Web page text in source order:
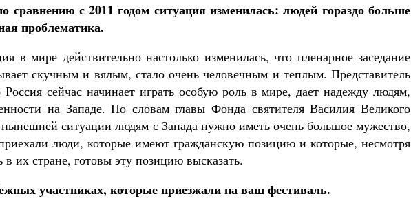
сравнению с 2011 годом ситуация изменилась: людей гораздо больше
проблематика.
в мире действительно настолько изменилась, что пленарное заседание
скучным и вялым, стало очень человечным и теплым. Представитель
сейчас начинает играть особую роль в мире, дает надежду людям,
на Западе. По словам главы Фонда святителя Василия Великого
ситуации людям с Запада нужно иметь очень большое мужество,
люди, которые имеют гражданскую позицию и которые, несмотря
их стране, готовы эту позицию высказать.
участниках, которые приезжали на ваш фестиваль.